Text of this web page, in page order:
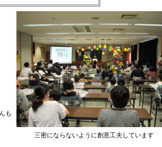
三密にならないように創意工夫しています
も